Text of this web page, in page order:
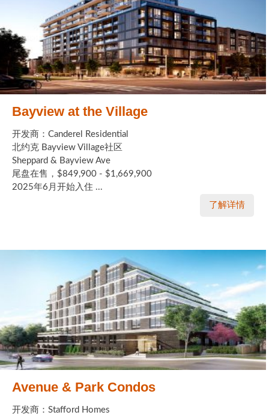
Bayview at the Village
开发商：Canderel Residential
北约克 Bayview Village社区
Sheppard & Bayview Ave
尾盘在售，$849,900 - $1,669,900
2025年6月开始入住 ...
了解详情
Avenue & Park Condos
开发商：Stafford Homes